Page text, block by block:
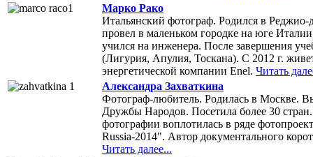
Марко Рако
Итальянский фотограф. Родился в Реджио-
провел в маленьком городке на юге
учился на инженера. После завершения
(Лигурия, Апулия, Тоскана). С 2012 г.
энергетической компании Enel. Читать
Александра Захваткина
Фотограф-любитель. Родилась в Москве.
Дружбы Народов. Посетила более 30
фотографии воплотилась в ряде
Russia-2014". Автор документального
Читать далее...